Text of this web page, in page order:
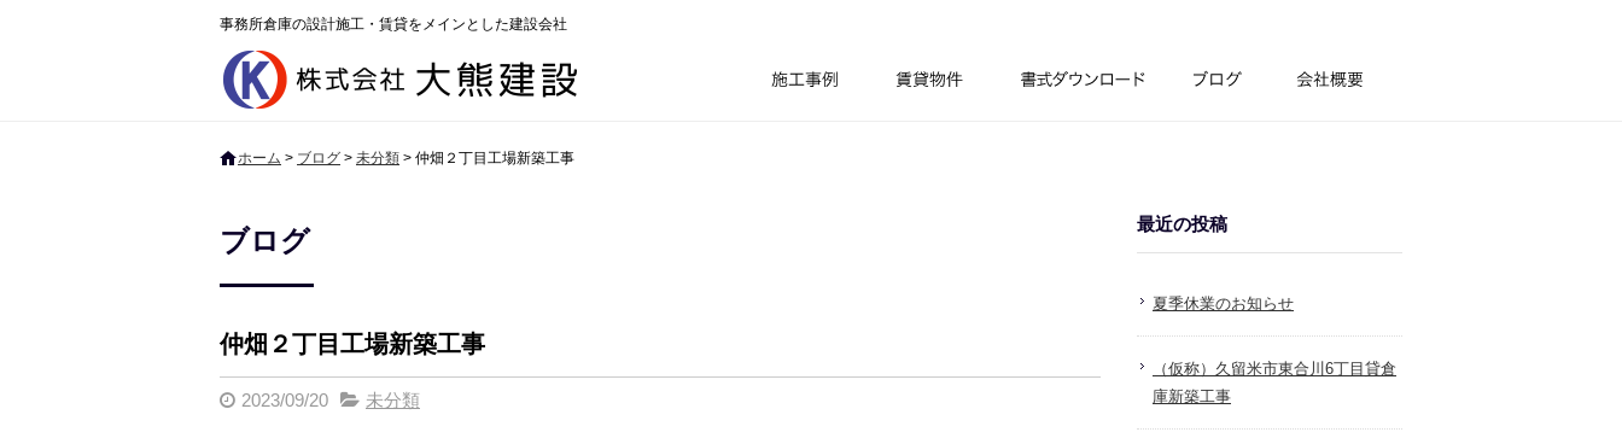
事務所倉庫の設計施工・賃貸をメインとした建設会社
ホーム > ブログ > 未分類 > 仲畑２丁目工場新築工事
ブログ
仲畑２丁目工場新築工事
2023/09/20 未分類
最近の投稿
夏季休業のお知らせ
（仮称）久留米市東合川6丁目貸倉
庫新築工事